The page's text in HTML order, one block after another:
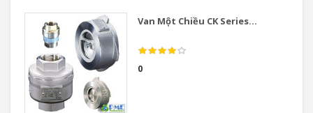
Van Một Chiều CK Series...
0